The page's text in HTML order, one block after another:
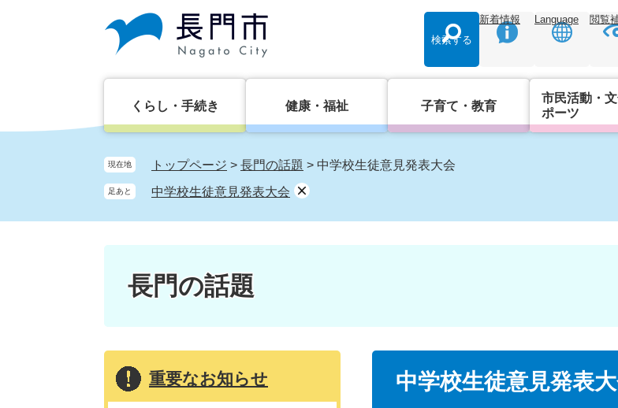
検索する
新着情報 Language 閲覧
くらし・手続き 健康・福祉 子育て・教育
市民活動・
ポーツ
現在地 トップページ > 長門の話題 > 中学校生徒意見発表大会
足あと 中学校生徒意見発表大会
長門の話題
中学校生徒意見発表
重要なお知らせ